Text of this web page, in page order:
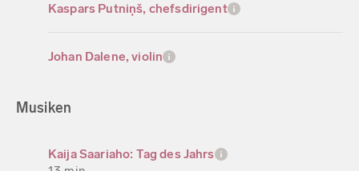
Kaspars Putniņš, chefsdirigent
Johan Dalene, violin
Musiken
Kaija Saariaho: Tag des Jahrs